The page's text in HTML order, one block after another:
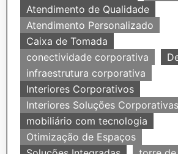
Atendimento de Qualidade
Atendimento Personalizado
Caixa de Tomada
conectividade corporativa
infraestrutura corporativa
Interiores Corporativos
Interiores Soluções Corporativas
mobiliário com tecnologia
Otimização de Espaços